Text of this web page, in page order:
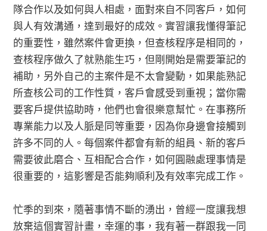
隊合作以及如何與人相處，面對來自不同客戶，如何
與人有效溝通，達到最好的成效。實習讓我懂得筆記
的重要性，雖然案件會更換，但查核程序是相同的，
查核程序做久了就熟能生巧，但剛開始是需要筆記的
補助，另外自己的主案件是不太會變動，如果能熟記
所查核公司的工作性質，客戶會感受到重視；當你需
要客戶提供協助時，他們也會很樂意幫忙。在事務所
專業能力以及人脈是同等重要，因為你身邊會接觸到
許多不同的人。每個案件都會有新的組員、新的客戶
需要彼此磨合、互相配合合作，如何圓融處理事情是
很重要的，這影響是否能夠順利及有效率完成工作。
忙季的到來，隨著事情不斷的湧出，曾經一度讓我想
放棄這個實習計畫，幸運的事，我有著一群跟我一同